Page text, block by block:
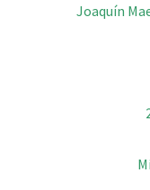
Joaquín